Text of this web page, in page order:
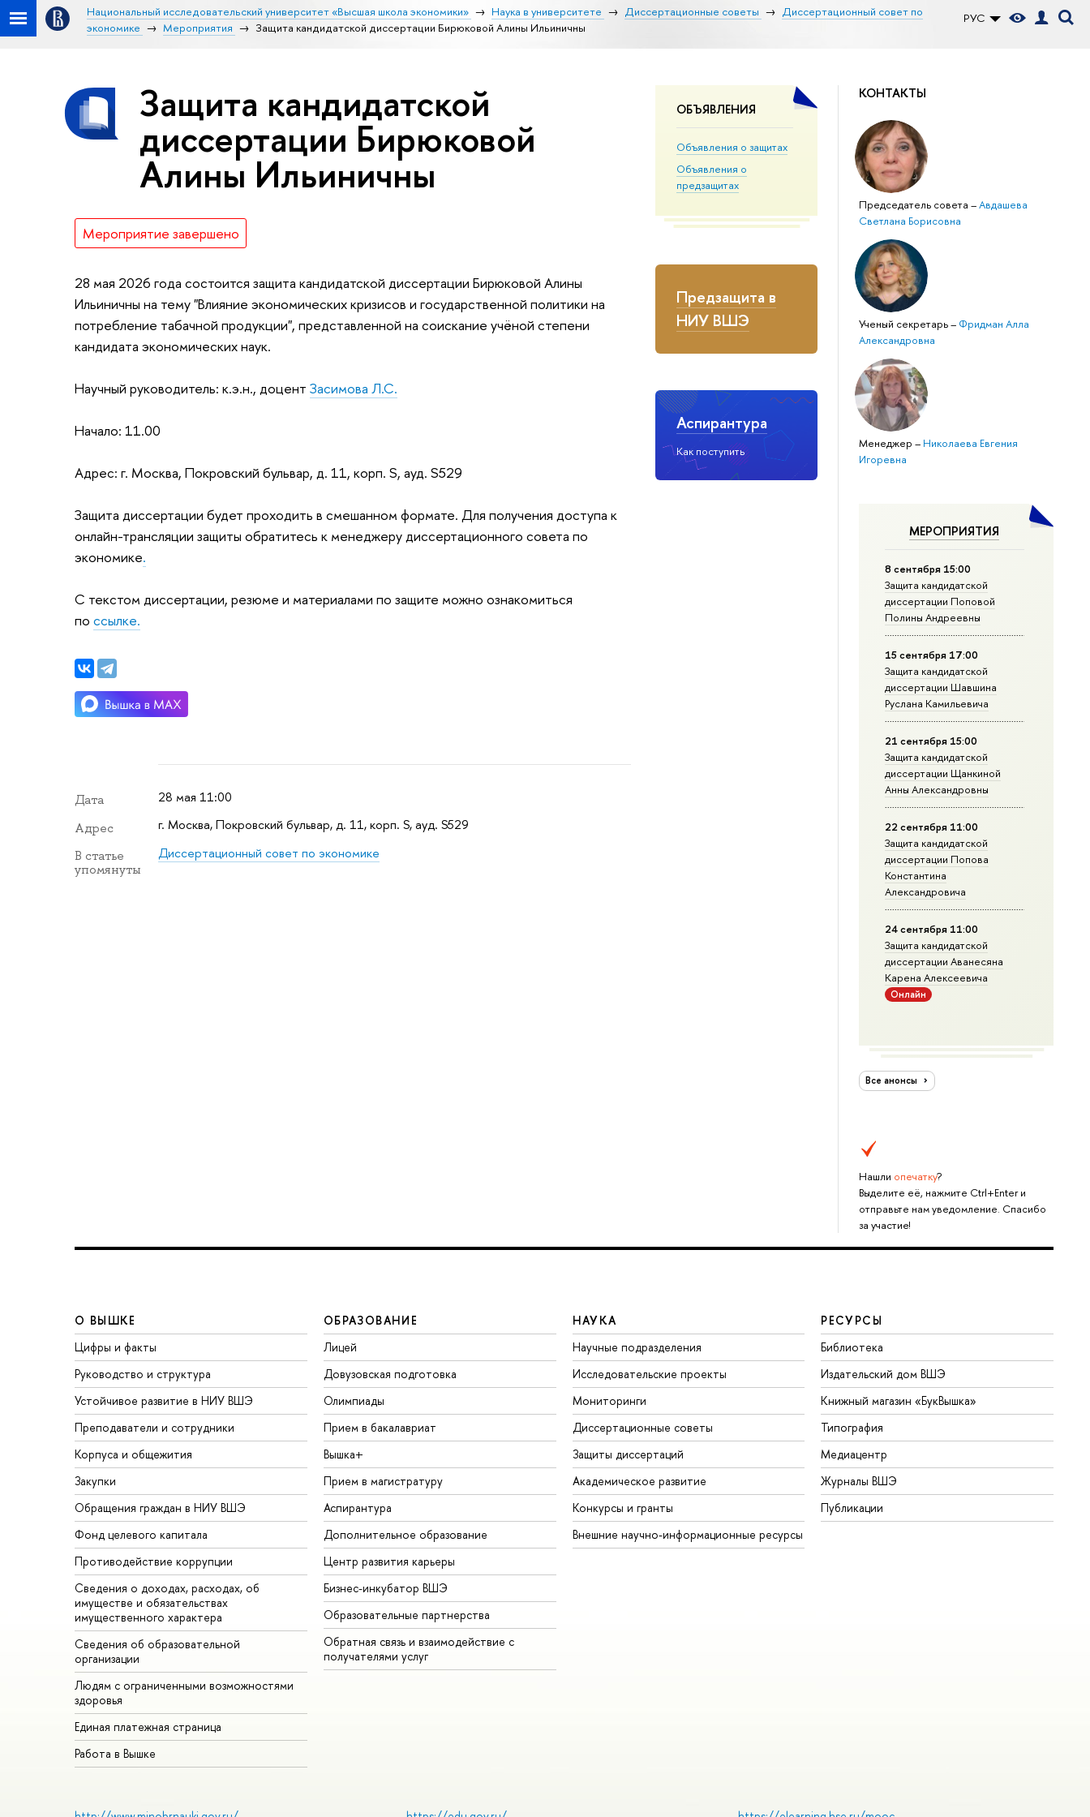
РУС
Национальный исследовательский университет «Высшая школа экономики» Наука в университете Диссертационные советы
Диссертационный совет по
экономике
Мероприятия Защита кандидатской диссертации Бирюковой Алины Ильиничны
ОБЪЯВЛЕНИЯ
Объявления о защитах
Объявления о
предзащитах
Предзащита в
НИУ ВШЭ
Аспирантура
Как поступить
КОНТАКТЫ
Председатель совета–Авдашева
Светлана Борисовна
Ученый секретарь– Фридман Алла
Александровна
Менеджер– Николаева Евгения
Игоревна
МЕРОПРИЯТИЯ
8 сентября 15:00
Защита кандидатской
диссертации Поповой
Полины Андреевны
15 сентября 17:00
Защита кандидатской
диссертации Шавшина
Руслана Камильевича
21 сентября 15:00
Защита кандидатской
диссертации Щанкиной
Анны Александровны
22 сентября 11:00
Защита кандидатской
диссертации Попова
Константина
Александровича
24 сентября 11:00
Защита кандидатской
диссертации Аванесяна
Карена Алексеевича
Онлайн
Все анонсы
Нашли опечатку?
Выделите её, нажмите Ctrl+Enter и
отправьте нам уведомление. Спасибо
за участие!
Защита кандидатской
диссертации Бирюковой
Алины Ильиничны
Мероприятие завершено
28 мая 2026 года состоится защита кандидатской диссертации Бирюковой Алины
Ильиничны на тему "Влияние экономических кризисов и государственной политики на
потребление табачной продукции", представленной на соискание учёной степени
кандидата экономических наук.
Научный руководитель: к.э.н., доцент Засимова Л.С.
Начало: 11.00
Адрес: г. Москва, Покровский бульвар, д. 11, корп. S, ауд. S529
Защита диссертации будет проходить в смешанном формате. Для получения доступа к
онлайн-трансляции защиты обратитесь к менеджеру диссертационного совета по
экономике.
С текстом диссертации, резюме и материалами по защите можно ознакомиться
по ссылке.
Дата 28 мая 11:00
Адрес г. Москва, Покровский бульвар, д. 11, корп. S, ауд. S529
В статье
упомянуты
Диссертационный совет по экономике
О ВЫШКЕ
Цифры и факты
Руководство и структура
Устойчивое развитие в НИУ ВШЭ
Преподаватели и сотрудники
Корпуса и общежития
Закупки
Обращения граждан в НИУ ВШЭ
Фонд целевого капитала
Противодействие коррупции
Сведения о доходах, расходах, об
имуществе и обязательствах
имущественного характера
Сведения об образовательной
организации
Людям с ограниченными возможностями
здоровья
Единая платежная страница
Работа в Вышке
ОБРАЗОВАНИЕ
Лицей
Довузовская подготовка
Олимпиады
Прием в бакалавриат
Вышка+
Прием в магистратуру
Аспирантура
Дополнительное образование
Центр развития карьеры
Бизнес-инкубатор ВШЭ
Образовательные партнерства
Обратная связь и взаимодействие с
получателями услуг
НАУКА
Научные подразделения
Исследовательские проекты
Мониторинги
Диссертационные советы
Защиты диссертаций
Академическое развитие
Конкурсы и гранты
Внешние научно-информационные ресурсы
РЕСУРСЫ
Библиотека
Издательский дом ВШЭ
Книжный магазин «БукВышка»
Типография
Медиацентр
Журналы ВШЭ
Публикации